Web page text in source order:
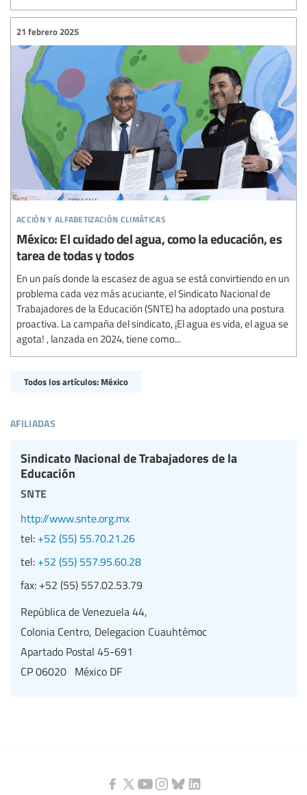
acción y alfabetización climáticas
21 febrero 2025
México: El cuidado del agua, como la educación, es
tarea de todas y todos
En un país donde la escasez de agua se está convirtiendo en un
problema cada vez más acuciante, el Sindicato Nacional de
Trabajadores de la Educación (SNTE) ha adoptado una postura
proactiva. La campaña del sindicato, ¡El agua es vida, el agua se
agota! , lanzada en 2024, tiene como...
Todos los artículos: México
afiliadas
Sindicato Nacional de Trabajadores de la
Educación
snte
http://www.snte.org.mx
tel: +52 (55) 55.70.21.26
tel: +52 (55) 557.95.60.28
fax: +52 (55) 557.02.53.79
República de Venezuela 44,
Colonia Centro, Delegacion Cuauhtémoc
Apartado Postal 45-691
CP 06020 México DF